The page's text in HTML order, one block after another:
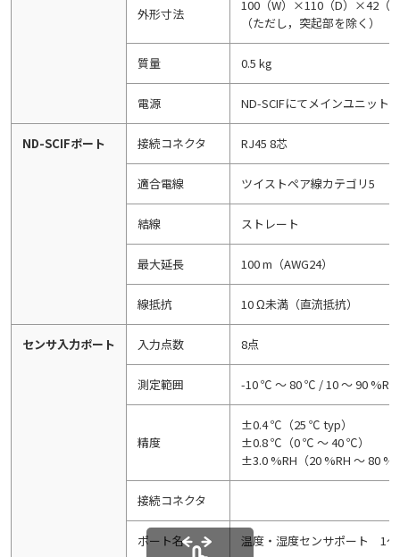
外形寸法
100（W）×110（D）×42（
（ただし，突起部を除く）
質量 0.5 kg
電源 ND-SCIFにてメインユニット
ND-SCIFポート 接続コネクタ RJ45 8芯
適合電線 ツイストペア線カテゴリ5
結線 ストレート
最大延長 100 m（AWG24）
線抵抗 10 Ω未満（直流抵抗）
センサ入力ポート 入力点数 8点
測定範囲 -10 ℃ ～ 80 ℃ / 10 ～ 90 %RH
精度
±0.4 ℃（25 ℃ typ）
±0.8 ℃（0 ℃ ～ 40 ℃）
±3.0 %RH（20 %RH ～ 80
接続コネクタ
ポート名 温度・湿度センサポート 1